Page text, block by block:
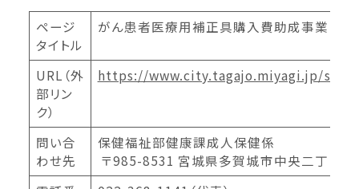
ページ
タイトル
がん患者医療用補正具購入費助成事業
URL（外
部リン
ク）
https://www.city.tagajo.miyagi.jp/
問い合
わせ先
保健福祉部健康課成人保健係
〒985-8531 宮城県多賀城市中央二丁目1